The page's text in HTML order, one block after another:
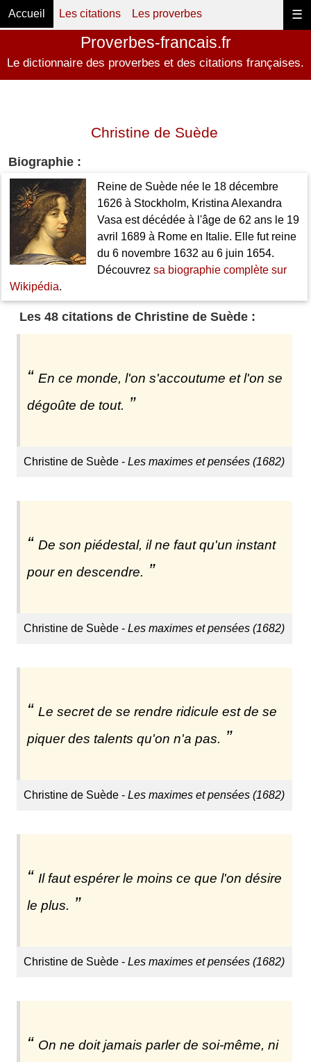
☰
Accueil Les citations Les proverbes
Proverbes-francais.fr
Le dictionnaire des proverbes et des citations françaises.
Christine de Suède
Biographie :
Reine de Suède née le 18 décembre
1626 à Stockholm, Kristina Alexandra
Vasa est décédée à l'âge de 62 ans le 19
avril 1689 à Rome en Italie. Elle fut reine
du 6 novembre 1632 au 6 juin 1654.
Découvrez sa biographie complète sur
Wikipédia.
Les 48 citations de Christine de Suède :
En ce monde, l'on s'accoutume et l'on se
dégoûte de tout.
Christine de Suède -Les maximes et pensées (1682)
De son piédestal, il ne faut qu'un instant
pour en descendre.
Christine de Suède -Les maximes et pensées (1682)
Le secret de se rendre ridicule est de se
piquer des talents qu'on n'a pas.
Christine de Suède -Les maximes et pensées (1682)
Il faut espérer le moins ce que l'on désire
le plus.
Christine de Suède -Les maximes et pensées (1682)
On ne doit jamais parler de soi-même, ni